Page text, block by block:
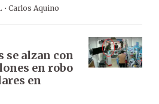
· Carlos Aquino
se alzan con
en robo
en